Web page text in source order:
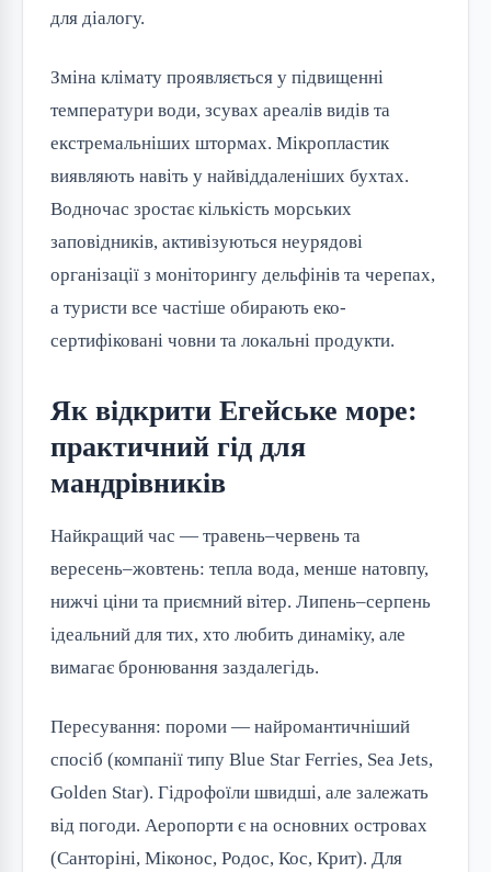
для діалогу.
Зміна клімату проявляється у підвищенні
температури води, зсувах ареалів видів та
екстремальніших штормах. Мікропластик
виявляють навіть у найвіддаленіших бухтах.
Водночас зростає кількість морських
заповідників, активізуються неурядові
організації з моніторингу дельфінів та черепах,
а туристи все частіше обирають еко-
сертифіковані човни та локальні продукти.
Як відкрити Егейське море:
практичний гід для
мандрівників
Найкращий час — травень–червень та
вересень–жовтень: тепла вода, менше натовпу,
нижчі ціни та приємний вітер. Липень–серпень
ідеальний для тих, хто любить динаміку, але
вимагає бронювання заздалегідь.
Пересування: пороми — найромантичніший
спосіб (компанії типу Blue Star Ferries, Sea Jets,
Golden Star). Гідрофоїли швидші, але залежать
від погоди. Аеропорти є на основних островах
(Санторіні, Міконос, Родос, Кос, Крит). Для